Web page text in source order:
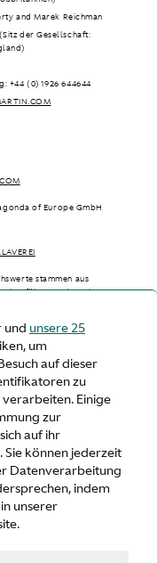
und unsere 25
um
auf dieser
zu
Einige
zur
auf ihr
Sie können jederzeit
Datenverarbeitung
indem
unserer
and Marek Reichman
der Gesellschaft:
+44 (0)1926 644644
of Europe GmbH
stammen aus
wurden. Sie
und Fahrstil variieren
Deutschland